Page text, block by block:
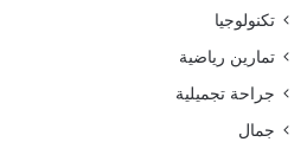
تكنولوجيا
تمارين رياضية
جراحة تجميلية
جمال